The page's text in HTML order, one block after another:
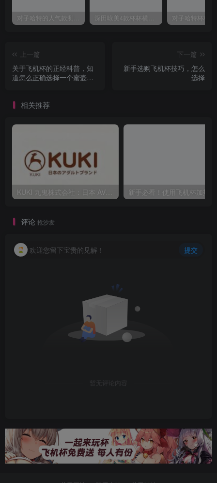
对子哈特的人气款测评，推荐！ 深田咏美4款杯杯横向对比评测
上一篇
关于飞机杯的正经科普，知
道怎么正确选择一个蜜壶的
下一篇
新手选购飞机杯技巧，怎么
选择
相关推荐
KUKI 九鬼株式会社：日本 AV40 年发展史，从ビニ本到数字点播全见证
评论 抢沙发
欢迎您留下宝贵的见解！ 提交
暂无评论内容